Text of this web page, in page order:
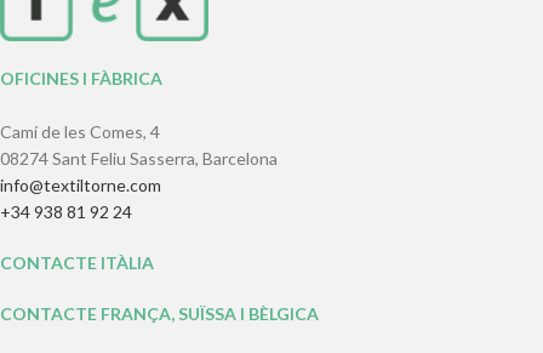
OFICINES I FÀBRICA
Camí de les Comes, 4
08274 Sant Feliu Sasserra, Barcelona
info@textiltorne.com
+34 938 81 92 24
CONTACTE ITÀLIA
CONTACTE FRANÇA, SUÏSSA I BÈLGICA